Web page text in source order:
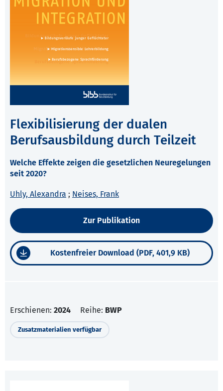
Flexibilisierung der dualen
Berufsausbildung durch Teilzeit
Welche Effekte zeigen die gesetzlichen Neuregelungen
seit 2020?
Uhly, Alexandra ; Neises, Frank
Zur Publikation
Kostenfreier Download (PDF, 401,9 KB)
Erschienen: 2024 Reihe: BWP
Zusatzmaterialien verfügbar